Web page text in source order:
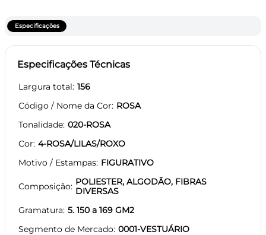
Especificações
Especificações Técnicas
Largura total 156
Código / Nome da Cor ROSA
Tonalidade 020-ROSA
Cor 4-ROSA/LILAS/ROXO
Motivo / Estampas FIGURATIVO
Composição POLIESTER, ALGODÃO, FIBRAS
DIVERSAS
Gramatura 5. 150 a 169 GM2
Segmento de Mercado 0001-VESTUÁRIO